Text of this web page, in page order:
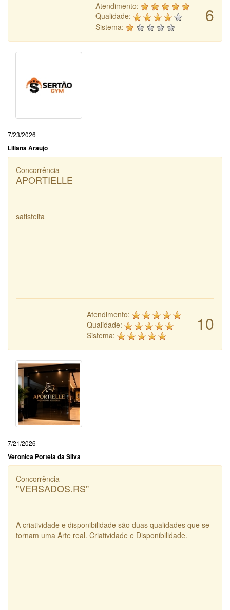
6
Atendimento:
Qualidade:
Sistema:
7/23/2026
Liliana Araujo
Concorrência
APORTIELLE
satisfeita
10
Atendimento:
Qualidade:
Sistema:
7/21/2026
Veronica Portela da Silva
Concorrência
"VERSADOS.RS"
A criatividade e disponibilidade são duas qualidades que se
tornam uma Arte real. Criatividade e Disponibilidade.